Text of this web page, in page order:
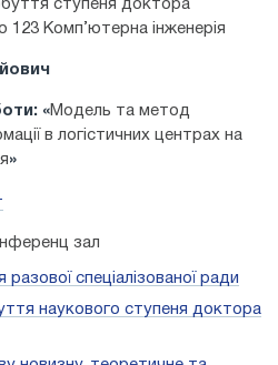
ступеня доктора
123 Комп’ютерна інженерія
«Модель та метод
в логістичних центрах на
»
зал
спеціалізованої ради
наукового ступеня доктора